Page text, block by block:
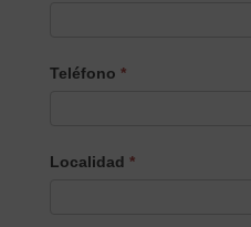
Teléfono *
Localidad *